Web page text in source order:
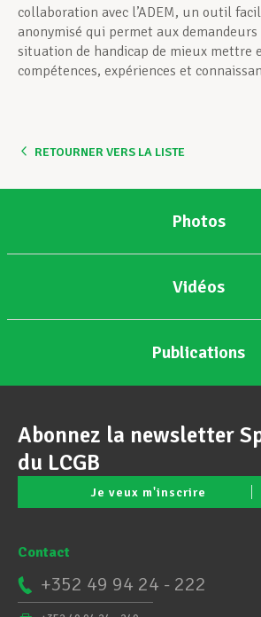
collaboration avec l’ADEM, un outil
anonymisé qui permet aux demandeurs
situation de handicap de mieux mettre
compétences, expériences et
RETOURNER VERS LA LISTE
Photos
Vidéos
Publications
Abonnez la newsletter
du LCGB
Je veux m'inscrire
Contact
+352 49 94 24 - 222